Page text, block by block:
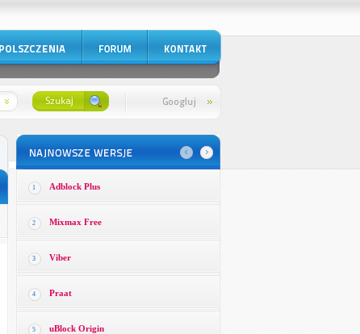
1 Adblock Plus
2 Mixmax Free
3 Viber
4 Praat
5 uBlock Origin